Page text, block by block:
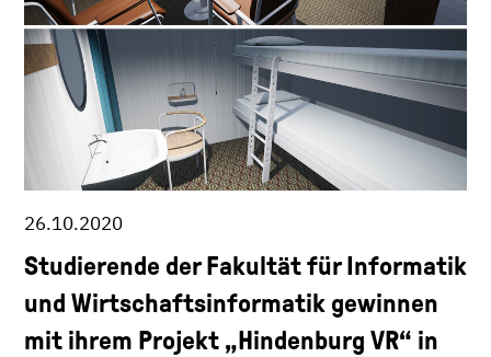
26.10.2020
Studierende der Fakultät für Informatik
und Wirtschaftsinformatik gewinnen
mit ihrem Projekt „Hindenburg VR“ in